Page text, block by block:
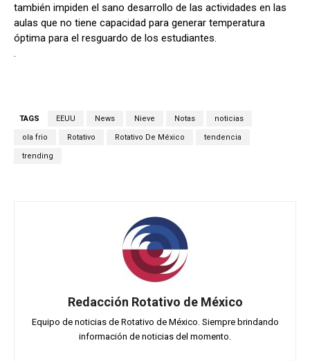
también impiden el sano desarrollo de las actividades en las
aulas que no tiene capacidad para generar temperatura
óptima para el resguardo de los estudiantes.
.
TAGS EEUU News Nieve Notas noticias
ola frio Rotativo Rotativo De México tendencia
trending
Redacción Rotativo de México
Equipo de noticias de Rotativo de México. Siempre brindando
información de noticias del momento.